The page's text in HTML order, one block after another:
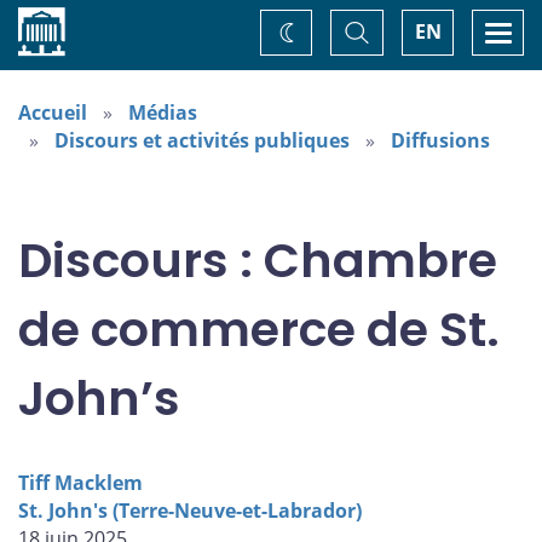
Accueil EN
Basculer
la
recherche
Changez
de
Accueil
Médias
Discours et activités publiques
Diffusions
Discours : Chambre
de commerce de St.
John’s
Tiff Macklem
St. John's (Terre-Neuve-et-Labrador)